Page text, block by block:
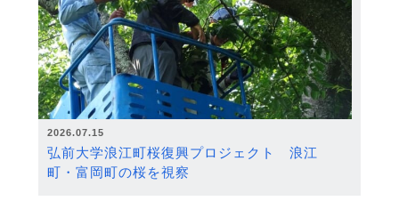
2026.07.15
弘前大学浪江町桜復興プロジェクト 浪江
町・富岡町の桜を視察